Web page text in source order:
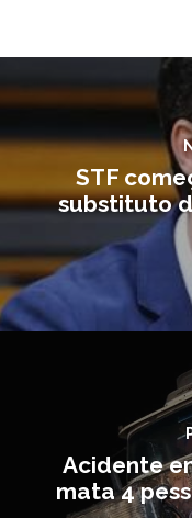
STF
substituto
Acidente
mata 4